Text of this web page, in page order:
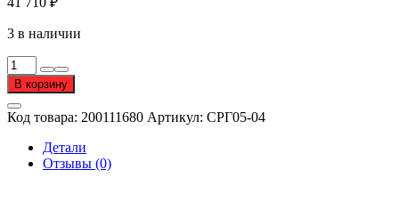
3 в наличии
Количество
товара
Серьги
из
золота
пробы
В корзину
Код товара: 200111680 Артикул: СРГ05-04
Детали
Отзывы (0)